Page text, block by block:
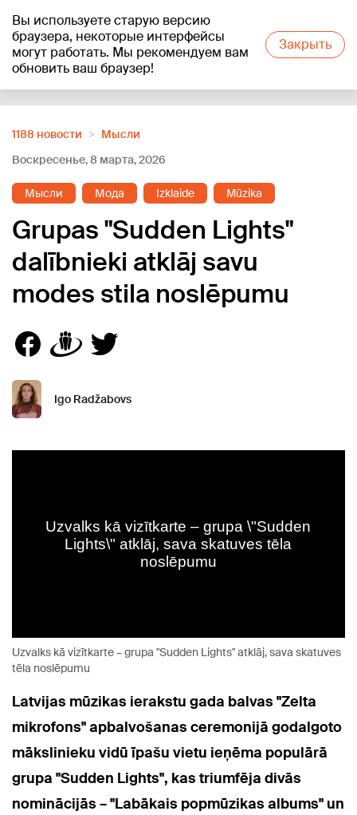
Вы используете старую версию
браузера, некоторые интерфейсы
могут работать. Мы рекомендуем вам
обновить ваш браузер!
Закрыть
+20°C
1188 новости
Мысли
Воскресенье, 8 марта, 2026
Мысли Мода Izklaide Mūzika
Grupas "Sudden Lights"
dalībnieki atklāj savu
modes stila noslēpumu
Igo Radžabovs
Uzvalks kā vizītkarte – grupa "Sudden Lights" atklāj, sava skatuves
tēla noslēpumu
Latvijas mūzikas ierakstu gada balvas "Zelta
mikrofons" apbalvošanas ceremonijā godalgoto
mākslinieku vidū īpašu vietu ieņēma populārā
grupa "Sudden Lights", kas triumfēja divās
nominācijās – "Labākais popmūzikas albums" un